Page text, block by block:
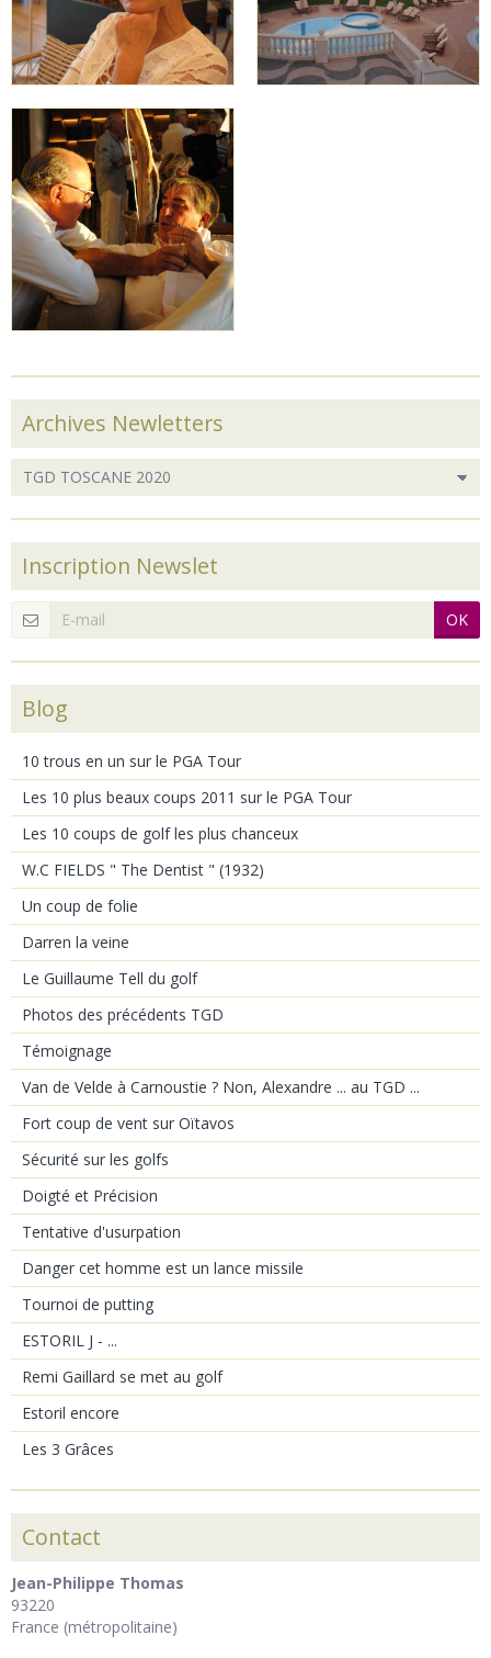
Archives Newletters
Inscription Newslet
OK
Blog
10 trous en un sur le PGA Tour
Les 10 plus beaux coups 2011 sur le PGA Tour
Les 10 coups de golf les plus chanceux
W.C FIELDS " The Dentist " (1932)
Un coup de folie
Darren la veine
Le Guillaume Tell du golf
Photos des précédents TGD
Témoignage
Van de Velde à Carnoustie ? Non, Alexandre ... au TGD ...
Fort coup de vent sur Oïtavos
Sécurité sur les golfs
Doigté et Précision
Tentative d'usurpation
Danger cet homme est un lance missile
Tournoi de putting
ESTORIL J - ...
Remi Gaillard se met au golf
Estoril encore
Les 3 Grâces
Contact
Jean-Philippe Thomas
93220
France (métropolitaine)